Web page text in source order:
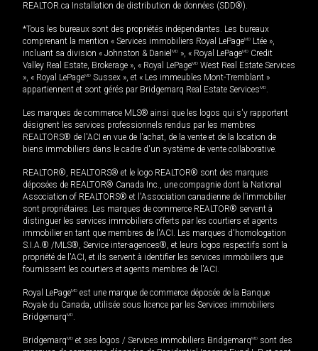
REALTOR.ca Installation de distribution de données (SDD®).
*Tous les bureaux sont des propriétés indépendantes. Les bureaux
comprenant la mention « Services immobiliers Royal LePageMD Ltée »,
incluant sa division « Johnston & Daniel MD », « Royal LePageMD Credit
Valley Real Estate, Brokerage », « Royal LePageMD West Real Estate Services
», « Royal LePageMD Sussex », et « Les immeubles Mont-Tremblant »
appartiennent et sont gérés par Bridgemarq Real Estate ServicesMD.
Les marques de commerce MLS® ainsi que les logos qui s'y rapportent
désignent les services professionnels rendus par les membres
REALTORS® de l'ACI en vue de l'achat, de la vente et de la location de
biens immobiliers dans le cadre d'un système de vente collaborative.
REALTOR®, REALTORS® et le logo REALTOR® sont des marques
déposées de REALTOR® Canada Inc., une compagnie dont la National
Association of REALTORS® et l'Association canadienne de l’immobilier
sont propriétaires. Les marques de commerce REALTOR® servent à
distinguer les services immobiliers offerts par les courtiers et agents
immobilier en tant que membres de l'ACI. Les marques d'homologation
S.I.A.® /MLS®, Service inter-agences®, et leurs logos respectifs sont la
propriété de l'ACI, et ils servent à identifier les services immobiliers que
fournissent les courtiers et agents membres de l'ACI.
Royal LePageMD est une marque de commerce déposée de la Banque
Royale du Canada, utilisée sous licence par les Services immobiliers
BridgemarqMD.
BridgemarqMD et ses logos / Services immobiliers BridgemarqMD sont des